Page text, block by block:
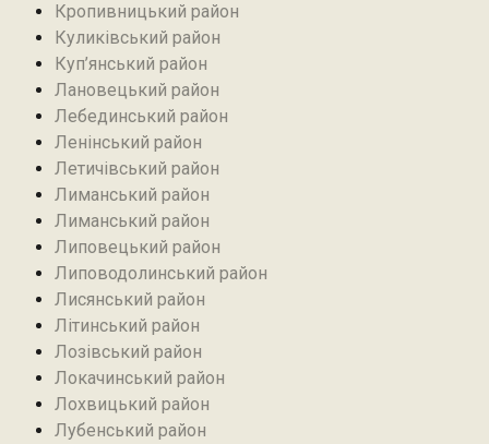
Кропивницький район
Куликівський район
Куп’янський район
Лановецький район
Лебединський район
Ленінський район
Летичівський район
Лиманський район
Лиманський район
Липовецький район
Липоводолинський район
Лисянський район
Літинський район
Лозівський район
Локачинський район
Лохвицький район
Лубенський район